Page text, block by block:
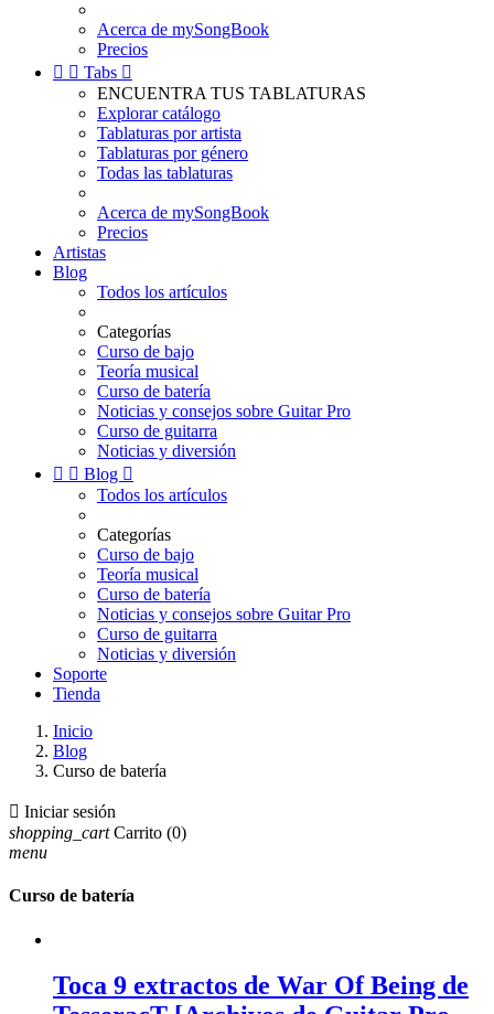
Acerca de mySongBook
Precios
  Tabs 
ENCUENTRA TUS TABLATURAS
Explorar catálogo
Tablaturas por artista
Tablaturas por género
Todas las tablaturas
Acerca de mySongBook
Precios
Artistas
Blog
Todos los artículos
Categorías
Curso de bajo
Teoría musical
Curso de batería
Noticias y consejos sobre Guitar Pro
Curso de guitarra
Noticias y diversión
  Blog 
Todos los artículos
Categorías
Curso de bajo
Teoría musical
Curso de batería
Noticias y consejos sobre Guitar Pro
Curso de guitarra
Noticias y diversión
Soporte
Tienda
Inicio
Blog
Curso de batería
 Iniciar sesión
shopping_cart Carrito (0)
menu
Curso de batería
Toca 9 extractos de War Of Being de